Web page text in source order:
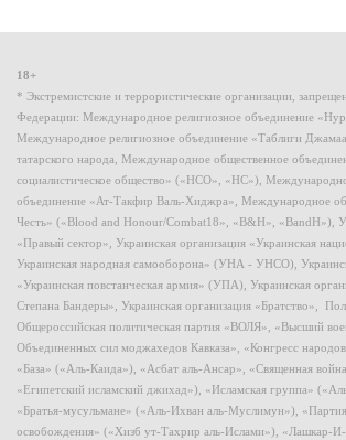
18+
* Экстремистские и террористические организации,
Федерации: Международное религиозное объединение
Международное религиозное объединение «Таблиги
татарского народа, Международное общественное
социалистическое общество» («НСО», «НС»),
объединение «Ат-Такфир Валь-Хиджра», Международное
Честь» («Blood and Honour/Combat18», «B&H», «BandH»),
«Правый сектор», Украинская организация «Украинская
Украинская народная самооборона» (УНА - УНСО),
«Украинская повстанческая армия» (УПА), Украинская
Степана Бандеры», Украинская организация «Братство»,
Общероссийская политическая партия «ВОЛЯ», «Высший
Объединенных сил моджахедов Кавказа», «Конгресс
«База» («Аль-Каида»), «Асбат аль-Ансар», «Священная
«Египетский исламский джихад»), «Исламская группа»
«Братья-мусульмане» («Аль-Ихван аль-Муслимун»), «Партия
освобождения» («Хизб ут-Тахрир аль-Ислами»), «Лашкар-